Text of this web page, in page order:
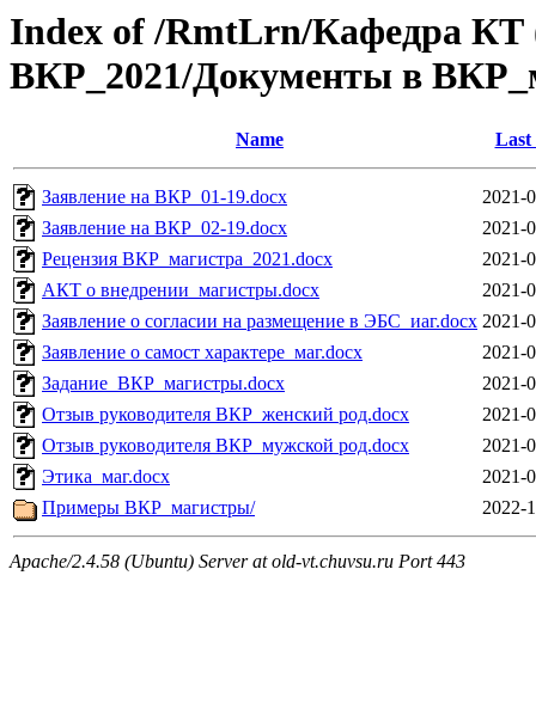
Index of /RmtLrn/Кафедра
ВКР_2021/Документы в
Name Last
Заявление на ВКР_01-19.docx
2021-
Заявление на ВКР_02-19.docx
2021-
Рецензия ВКР_магистра_2021.docx
2021-
АКТ о внедрении_магистры.docx
2021-
Заявление о согласии на размещение в ЭБС_иаг.docx 2021-
Заявление о самост характере_маг.docx
2021-
Задание_ВКР_магистры.docx
2021-
Отзыв руководителя ВКР_женский род.docx
2021-
Отзыв руководителя ВКР_мужской род.docx
2021-
Этика_маг.docx
2021-
Примеры ВКР_магистры/
2022-
Apache/2.4.58 (Ubuntu) Server at old-vt.chuvsu.ru Port 443